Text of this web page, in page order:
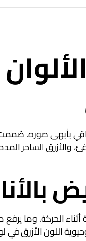
بأبهى صوره. صُممت
والأزرق الساحر
الحركة. وما
اللون الأزرق في